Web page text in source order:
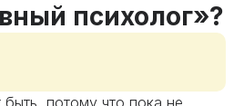
психолог»?
потому что пока не